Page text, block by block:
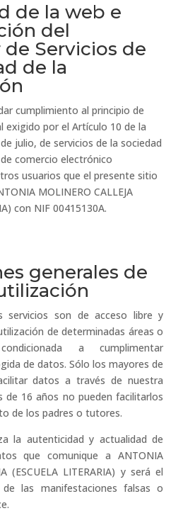
de la web e
del
de Servicios de
de la
cumplimiento al principio de
exigido por el Artículo 10 de la
julio, de servicios de la sociedad
comercio electrónico
usuarios que el presente sitio
MOLINERO CALLEJA
con NIF 00415130A.
generales de
servicios son de acceso libre y
de determinadas áreas o
a cumplimentar
de datos. Sólo los mayores de
datos a través de nuestra
de 16 años no pueden facilitarlos
de los padres o tutores.
la autenticidad y actualidad de
que comunique a ANTONIA
(ESCUELA LITERARIA) y será el
de las manifestaciones falsas o